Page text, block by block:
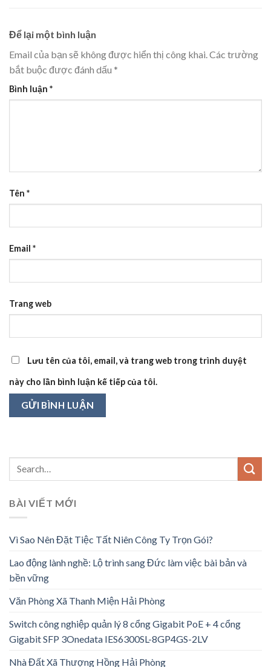
Để lại một bình luận
Email của bạn sẽ không được hiển thị công khai. Các trường
bắt buộc được đánh dấu *
Bình luận *
Tên *
Email *
Trang web
Lưu tên của tôi, email, và trang web trong trình duyệt
này cho lần bình luận kế tiếp của tôi.
BÀI VIẾT MỚI
Vì Sao Nên Đặt Tiệc Tất Niên Công Ty Trọn Gói?
Lao động lành nghề: Lộ trình sang Đức làm việc bài bản và
bền vững
Văn Phòng Xã Thanh Miện Hải Phòng
Switch công nghiệp quản lý 8 cổng Gigabit PoE + 4 cổng
Gigabit SFP 3Onedata IES6300SL-8GP4GS-2LV
Nhà Đất Xã Thượng Hồng Hải Phòng